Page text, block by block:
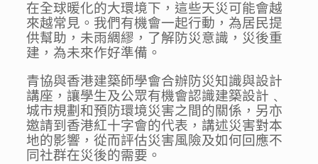
在全球暖化的大環境下，這些天災可能會越
來越常見。我們有機會一起行動，為居民提
供幫助，未雨綢繆，了解防災意識，災後重
建，為未來作好準備。
青協與香港建築師學會合辦防災知識與設計
講座，讓學生及公眾有機會認識建築設計﹑
城市規劃和預防環境災害之間的關係，另亦
邀請到香港紅十字會的代表，講述災害對本
地的影響，從而評估災害風險及如何回應不
同社群在災後的需要。